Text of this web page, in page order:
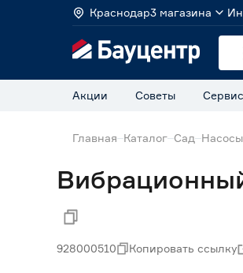
Краснодар3 магазина
Акции Советы
Главная Каталог Сад
928000510 Копировать ссылку